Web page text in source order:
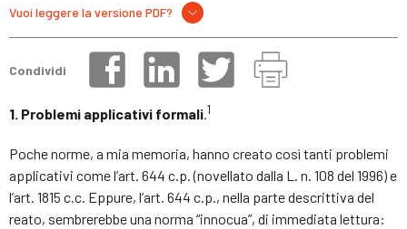
Vuoi leggere la versione PDF?
Condividi
1. Problemi applicativi formali.1
Poche norme, a mia memoria, hanno creato così tanti problemi
applicativi come l’art. 644 c.p. (novellato dalla L. n. 108 del 1996) e
l’art. 1815 c.c. Eppure, l’art. 644 c.p., nella parte descrittiva del
reato, sembrerebbe una norma “innocua”, di immediata lettura: